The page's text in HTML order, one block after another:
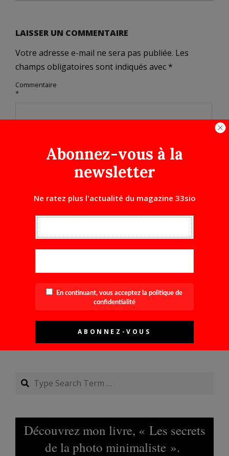
LAISSER UN COMMENTAIRE
Votre adresse e-mail ne sera pas publiée. Les
champs obligatoires sont indiqués avec *
Commentaire
*
*
Prévenez-moi de tous les nouveaux articles par e-mail.
Search
Découvrez mon livre, « Les secrets
de la photo minimaliste ».
Abonnez-vous à la
newsletter
Ne ratez plus l'actualité du magazine 33sio
En continuant, vous acceptez la politique de
confidentialité